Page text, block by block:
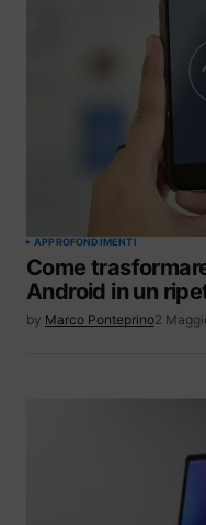
APPROFONDIMENTI
Come
Android in un
by Marco Ponteprino2